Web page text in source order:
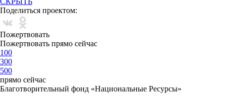
Поделиться проектом:
Пожертвовать
Пожертвовать прямо сейчас
100
300
500
прямо сейчас
Благотворительный фонд «Национальные Ресурсы»